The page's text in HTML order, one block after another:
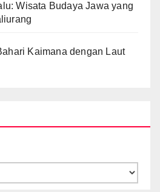
Wisata Budaya Jawa yang
Kaimana dengan Laut